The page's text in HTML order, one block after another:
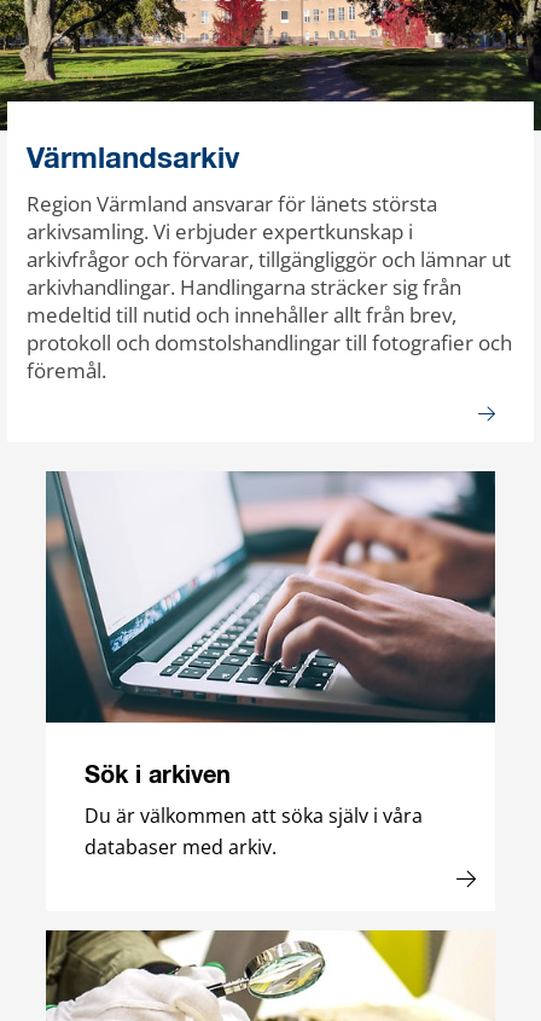
Värmlandsarkiv
Region Värmland ansvarar för länets största
arkivsamling. Vi erbjuder expertkunskap i
arkivfrågor och förvarar, tillgängliggör och lämnar ut
arkivhandlingar. Handlingarna sträcker sig från
medeltid till nutid och innehåller allt från brev,
protokoll och domstolshandlingar till fotografier och
föremål.
Sök i arkiven
Du är välkommen att söka själv i våra
databaser med arkiv.